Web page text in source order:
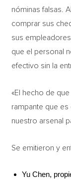
nóminas falsas.
comprar sus
sus
que el personal
efectivo sin la
«El hecho de
rampante que
nuestro arsenal
Se emitieron y
Yu Chen,